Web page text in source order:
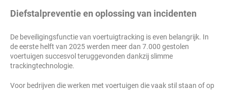
Diefstalpreventie en oplossing van incidenten
De beveiligingsfunctie van voertuigtracking is even belangrijk. In
de eerste helft van 2025 werden meer dan 7.000 gestolen
voertuigen succesvol teruggevonden dankzij slimme
trackingtechnologie.
Voor bedrijven die werken met voertuigen die vaak stil staan of op